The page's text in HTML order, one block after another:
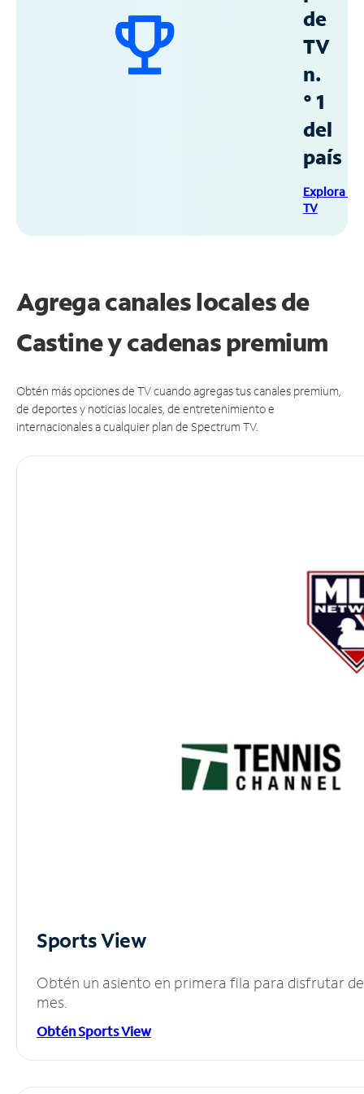
de
TV
n.
° 1
del
país
Explora
TV
Agrega canales locales de
Castine y cadenas premium
Obtén más opciones de TV cuando agregas tus canales premium,
de deportes y noticias locales, de entretenimiento e
internacionales a cualquier plan de Spectrum TV.
Sports View
Obtén un asiento en primera fila para disfrutar
mes.
Obtén Sports View